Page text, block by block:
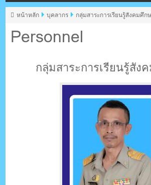
ตรัง กร
ระบบบริหารจัดการเว็บไซต์ (CMS) ด้วย Ajax โดย
Personnel
หน้าหลัก บุคลากร กลุ่มสาระการเรียนรู้สังคมศึก
กลุ่มสาระการเรียนรู้สัง